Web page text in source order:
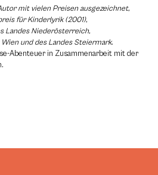
mit vielen Preisen ausgezeichnet,
für Kinderlyrik (2001),
Landes Niederösterreich,
und des Landes Steiermark.
Abenteuer in Zusammenarbeit mit der